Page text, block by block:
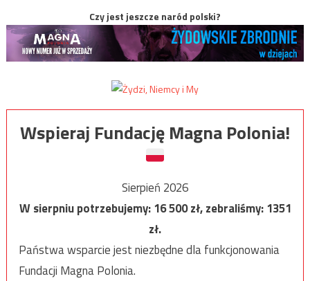
Czy jest jeszcze naród polski?
Wspieraj Fundację Magna Polonia!
Sierpień 2026
W sierpniu potrzebujemy:16 500zł, zebraliśmy:1351
zł.
Państwa wsparcie jest niezbędne dla funkcjonowania
Fundacji Magna Polonia.